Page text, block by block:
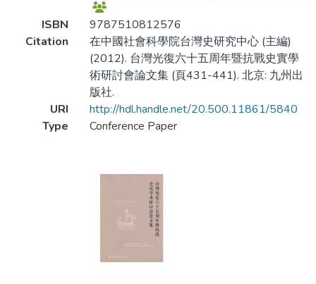
ISBN
9787510812576
Citation
在中國社會科學院台灣史研究中心 (主編)
(2012). 台灣光復六十五周年暨抗戰史實學
術研討會論文集 (頁431-441). 北京: 九州出
版社.
URI
http://hdl.handle.net/20.500.11861/5840
Type
Conference Paper